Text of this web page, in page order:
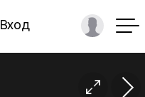
Вход
